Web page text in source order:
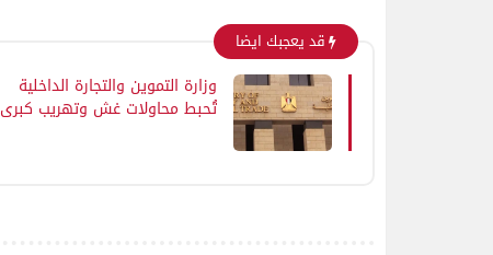
قد يعجبك ايضا
وزارة التموين والتجارة الداخلية
تُحبط محاولات غش وتهريب كبرى